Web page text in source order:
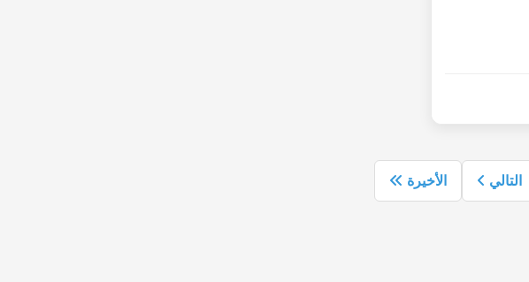
التالي الأخيرة